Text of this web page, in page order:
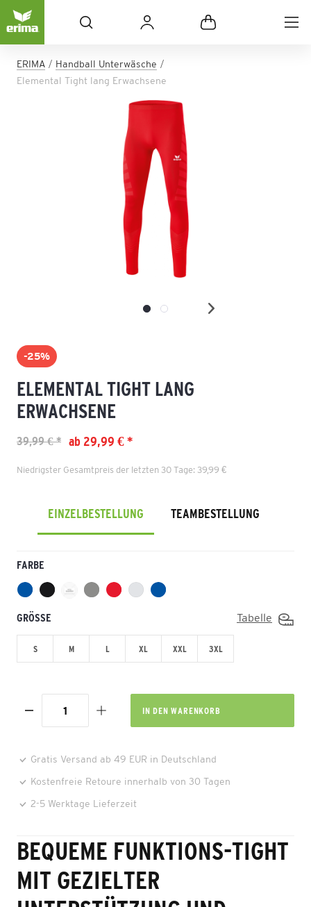
ERIMA
Handball Unterwäsche
Elemental Tight lang Erwachsene
-25%
ELEMENTAL TIGHT LANG
ERWACHSENE
ab 29,99 € *
39,99 € *
Niedrigster Gesamtpreis der letzten 30 Tage: 39,99 €
EINZELBESTELLUNG TEAMBESTELLUNG
FARBE
GRÖSSE Tabelle
S M L XL XXL 3XL
IN DEN WARENKORB
Gratis Versand ab 49 EUR in Deutschland
Kostenfreie Retoure innerhalb von 30 Tagen
2-5 Werktage Lieferzeit
BEQUEME FUNKTIONS-TIGHT
MIT GEZIELTER